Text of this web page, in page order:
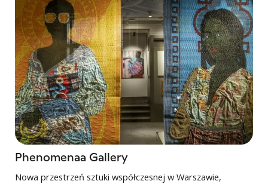
Phenomenaa Gallery
Nowa przestrzeń sztuki współczesnej w Warszawie,